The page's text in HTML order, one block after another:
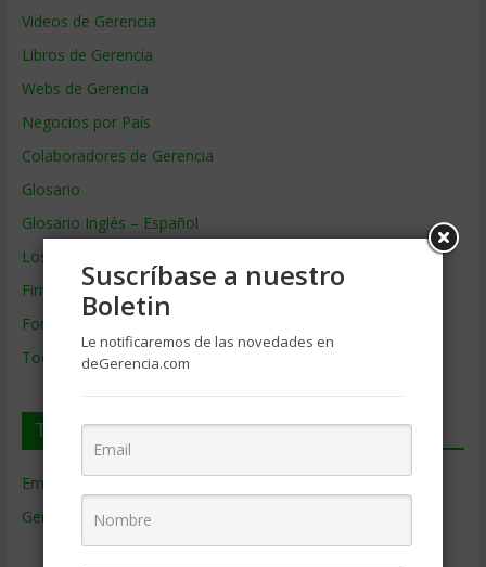
Videos de Gerencia
Libros de Gerencia
Webs de Gerencia
Negocios por País
Colaboradores de Gerencia
Glosario
Glosario Inglés – Español
Los mejores MBA
Firmas de Gerencia
Formación de Gerencia
Todos los Temas
Temas de Gerencia
Empresas de Gerencia
Gerencia
(9.477)
Ciencias Económicas(80)
Suscríbase a nuestro
Boletin
Le notificaremos de las novedades en
deGerencia.com